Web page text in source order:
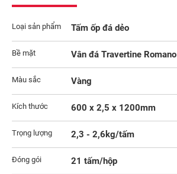
Loại sản phẩm Tấm ốp đá dẻo
Bề mặt Vân đá Travertine Romano
Màu sắc Vàng
Kích thước 600 x 2,5 x 1200mm
Trọng lượng 2,3 - 2,6kg/tấm
Đóng gói 21 tấm/hộp